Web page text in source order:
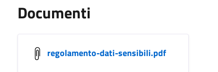
Documenti
regolamento-dati-sensibili.pdf